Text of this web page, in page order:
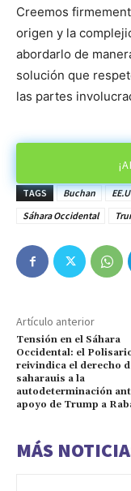
Creemos
origen y la
abordarlo de
solución que
las partes
TAGS Buchan
Sáhara Occidental
Artículo anterior
Tensión en el Sáhara
Occidental: el
reivindica el derecho
saharauis a la
autodeterminación
apoyo de Trump a
MÁS